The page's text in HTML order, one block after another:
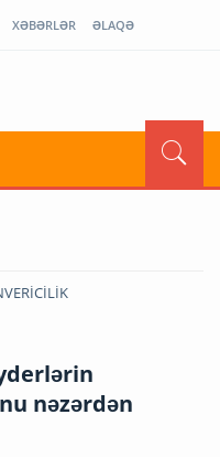
XƏBƏRLƏR ƏLAQƏ
nəzərdən